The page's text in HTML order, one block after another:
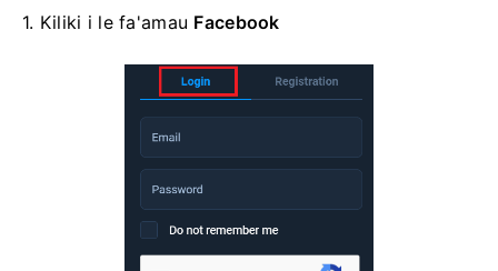
1. Kiliki i le fa'amau Facebook